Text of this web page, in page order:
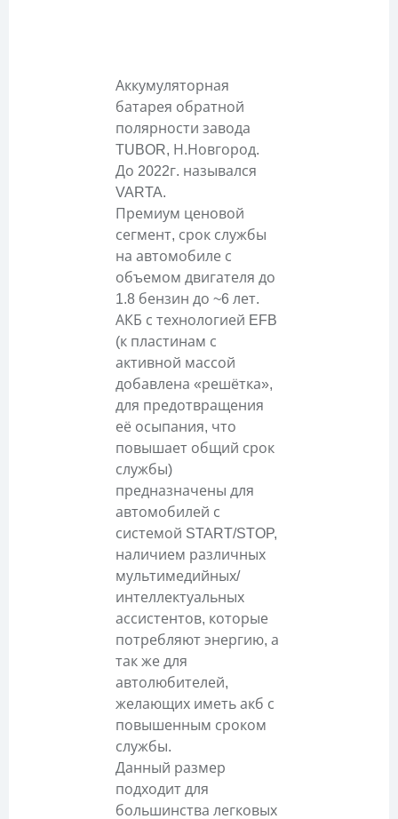
Аккумуляторная
батарея обратной
полярности завода
TUBOR, Н.Новгород.
До 2022г. назывался
VARTA.
Премиум ценовой
сегмент, срок службы
на автомобиле с
объемом двигателя до
1.8 бензин до ~6 лет.
АКБ с технологией EFB
(к пластинам с
активной массой
добавлена «решётка»,
для предотвращения
её осыпания, что
повышает общий срок
службы)
предназначены для
автомобилей с
системой START/STOP,
наличием различных
мультимедийных/
интеллектуальных
ассистентов, которые
потребляют энергию, а
так же для
автолюбителей,
желающих иметь акб с
повышенным сроком
службы.
Данный размер
подходит для
большинства легковых